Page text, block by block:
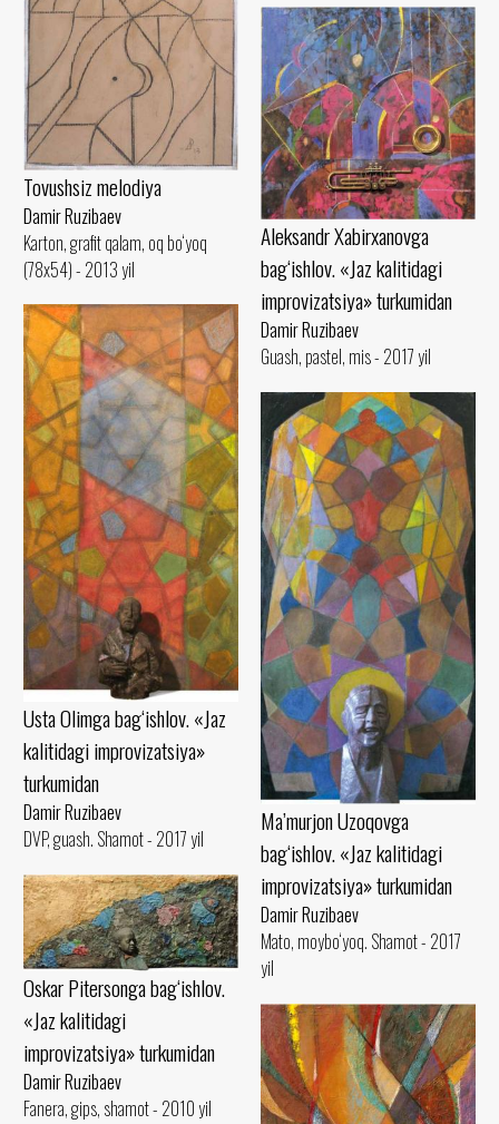
Tovushsiz melodiya
Damir Ruzibaev
Karton, grafit qalam, oq bo‘yoq
(78x54) - 2013 yil
Aleksandr Xabirxanovga
bag‘ishlov. «Jaz kalitidagi
improvizatsiya» turkumidan
Damir Ruzibaev
Guash, pastel, mis - 2017 yil
Usta Olimga bag‘ishlov. «Jaz
kalitidagi improvizatsiya»
turkumidan
Damir Ruzibaev
DVP, guash. Shamot - 2017 yil
Ma’murjon Uzoqovga
bag‘ishlov. «Jaz kalitidagi
improvizatsiya» turkumidan
Damir Ruzibaev
Mato, moybo‘yoq. Shamot - 2017
yil
Oskar Pitersonga bag‘ishlov.
«Jaz kalitidagi
improvizatsiya» turkumidan
Damir Ruzibaev
Fanera, gips, shamot - 2010 yil